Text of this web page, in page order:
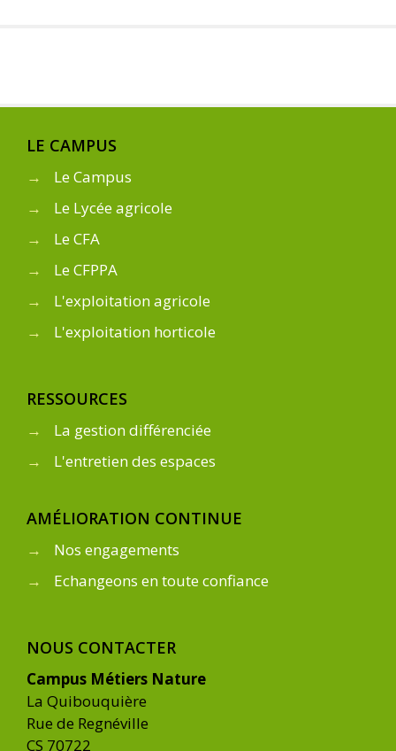
LE CAMPUS
→
Le Campus
→
Le Lycée agricole
→
Le CFA
→
Le CFPPA
→
L'exploitation agricole
→
L'exploitation horticole
RESSOURCES
→
La gestion différenciée
→
L'entretien des espaces
AMÉLIORATION CONTINUE
→
Nos engagements
→
Echangeons en toute confiance
NOUS CONTACTER
Campus Métiers Nature
La Quibouquière
Rue de Regnéville
CS 70722